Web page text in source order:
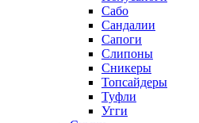
Сабо
Сандалии
Сапоги
Слипоны
Сникеры
Топсайдеры
Туфли
Угги